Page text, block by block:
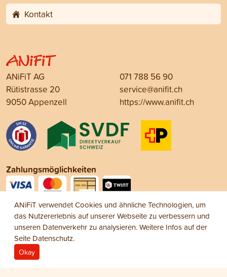
Kontakt
ANiFiT AG
Rütistrasse 20
9050 Appenzell
071 788 56 90
service@anifit.ch
https://www.anifit.ch
Zahlungsmöglichkeiten
Social Media
ANiFiT verwendet Cookies und ähnliche Technologien, um
das Nutzererlebnis auf unserer Webseite zu verbessern und
unseren Datenverkehr zu analysieren. Weitere Infos auf der
Seite Datenschutz.
Okay